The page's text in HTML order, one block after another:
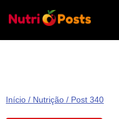
Início / Nutrição / Post 340